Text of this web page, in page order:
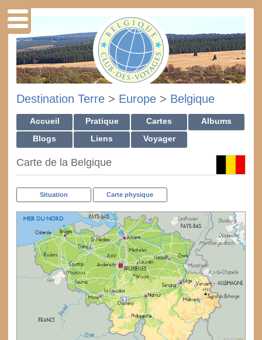
Destination Terre > Europe > Belgique
Accueil Pratique Cartes
Albums
Blogs
Liens Voyager
Carte de la Belgique
Situation Carte physique